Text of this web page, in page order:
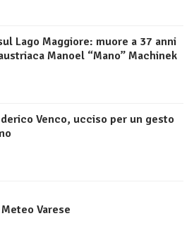
Lago Maggiore: muore a 37 anni
Manoel “Mano” Machinek
Venco, ucciso per un gesto
Meteo Varese